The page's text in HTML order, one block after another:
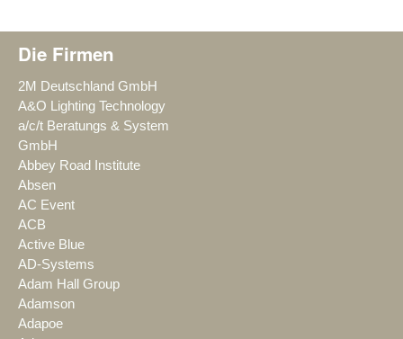
Die Firmen
2M Deutschland GmbH
A&O Lighting Technology
a/c/t Beratungs & System
GmbH
Abbey Road Institute
Absen
AC Event
ACB
Active Blue
AD-Systems
Adam Hall Group
Adamson
Adapoe